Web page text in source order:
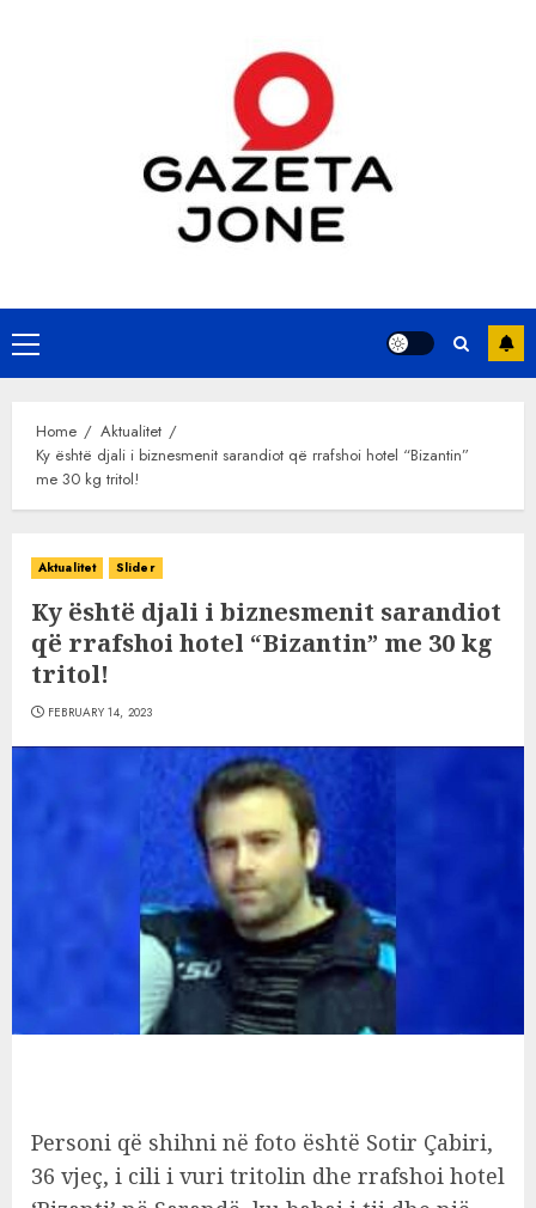
Primary
Menu
Home
Aktualitet
Ky është djali i biznesmenit sarandiot që rrafshoi hotel “Bizantin”
me 30 kg tritol!
Aktualitet Slider
Ky është djali i biznesmenit sarandiot
që rrafshoi hotel “Bizantin” me 30 kg
tritol!
FEBRUARY 14, 2023
Personi që shihni në foto është Sotir Çabiri,
36 vjeç, i cili i vuri tritolin dhe rrafshoi hotel